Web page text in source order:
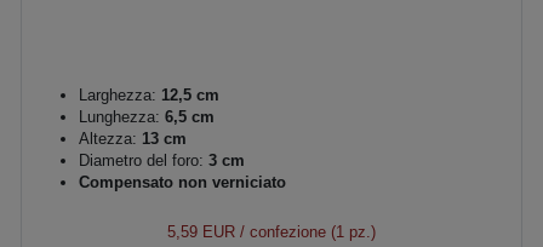
Larghezza: 12,5 cm
Lunghezza: 6,5 cm
Altezza: 13 cm
Diametro del foro: 3 cm
Compensato non verniciato
5,59 EUR / confezione (1 pz.)